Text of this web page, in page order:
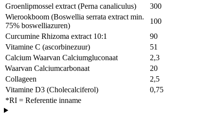
Groenlipmossel extract (Perna canaliculus)
300
Wierookboom (Boswellia serrata extract min.
75% boswelliazuren)
100
Curcumine Rhizoma extract 10:1
90
Vitamine C (ascorbinezuur)
51
Calcium Waarvan Calciumgluconaat
2,3
Waarvan Calciumcarbonaat
20
Collageen
2,5
Vitamine D3 (Cholecalciferol)
0,75
*RI = Referentie inname